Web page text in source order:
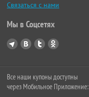
Связаться с нами
Мы в Соцсетях
Все наши купоны доступны
через Мобильное Приложение: